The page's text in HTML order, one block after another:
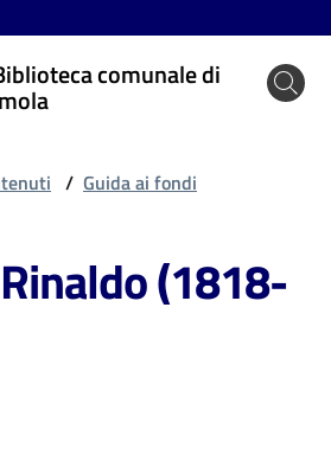
comunale di
/ Guida ai fondi
(1818-